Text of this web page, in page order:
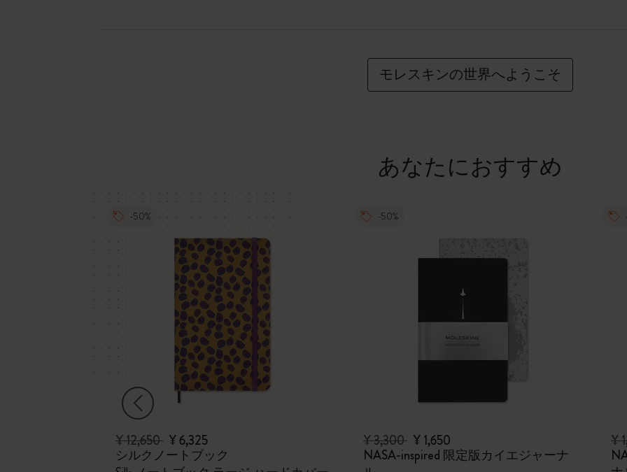
モレスキンの世界へようこそ
あなたにおすすめ
-50%
¥ 12,650 ¥ 6,325
シルクノートブック
-50%
¥ 3,300 ¥ 1,650
NASA-inspired 限定版カイエジャーナ
¥